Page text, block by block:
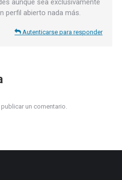
aunque sea exclusivamente
perfil abierto nada más.
Autenticarse para responder
publicar un comentario.